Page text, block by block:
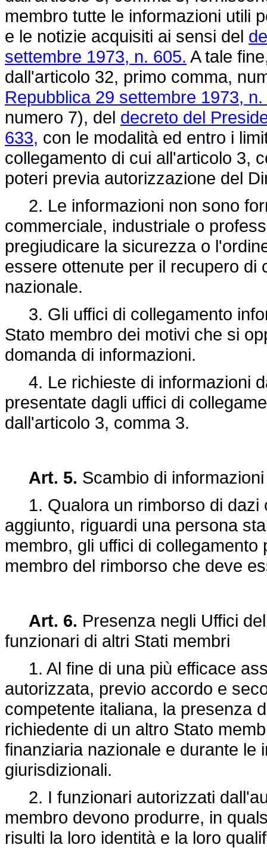
membro tutte le informazioni utili
e le notizie acquisiti ai sensi del
settembre 1973, n. 605. A tale
dall'articolo 32, primo comma,
Repubblica 29 settembre 1973,
numero 7), del decreto del
633, con le modalità ed entro i
collegamento di cui all'articolo 3,
poteri previa autorizzazione del
2. Le informazioni non sono
commerciale, industriale o
pregiudicare la sicurezza o
essere ottenute per il recupero di
nazionale.
3. Gli uffici di collegamento
Stato membro dei motivi che si
domanda di informazioni.
4. Le richieste di informazioni
presentate dagli uffici di
dall'articolo 3, comma 3.
Art. 5. Scambio di
1. Qualora un rimborso di dazi
aggiunto, riguardi una persona
membro, gli uffici di
membro del rimborso che deve
Art. 6. Presenza negli Uffici
funzionari di altri Stati membri
1. Al fine di una più efficace
autorizzata, previo accordo e
competente italiana, la presenza
richiedente di un altro Stato
finanziaria nazionale e durante le
giurisdizionali.
2. I funzionari autorizzati
membro devono produrre, in
risulti la loro identità e la loro